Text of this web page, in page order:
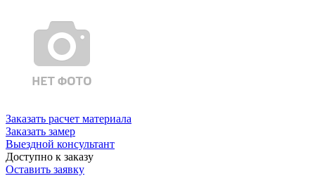
Заказать расчет материала
Заказать замер
Выездной консультант
Доступно к заказу
Оставить заявку